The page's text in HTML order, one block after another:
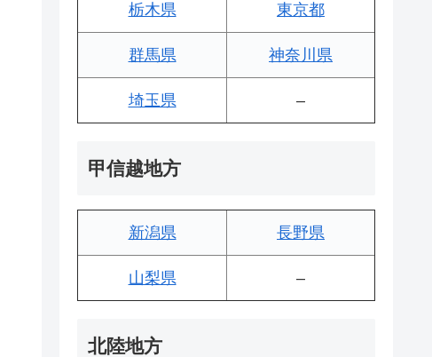
栃木県 東京都
群馬県 神奈川県
埼玉県 –
甲信越地方
新潟県 長野県
山梨県 –
北陸地方